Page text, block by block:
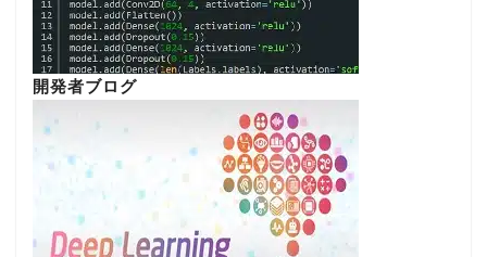
開発者ブログ